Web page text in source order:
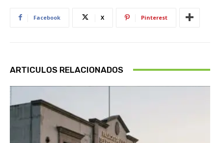
Facebook X Pinterest
ARTICULOS RELACIONADOS